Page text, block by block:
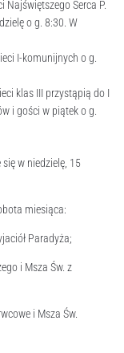
Serca P.
o g. 8:30. W
I-komunijnych o g.
klas III przystąpią do I
i gości w piątek o g.
w niedzielę, 15
miesiąca:
Paradyża;
i Msza Św. z
i Msza Św.